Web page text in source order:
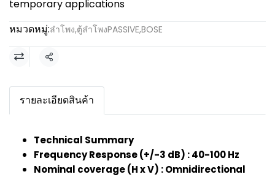
temporary applications
หมวดหมู่:ลำโพง,ตู้ลำโพงPASSIVE,BOSE
แชร์
รายละเอียดสินค้า
Technical Summary
Frequency Response (+/-3 dB) : 40-100 Hz
Nominal coverage (H x V) : Omnidirectional